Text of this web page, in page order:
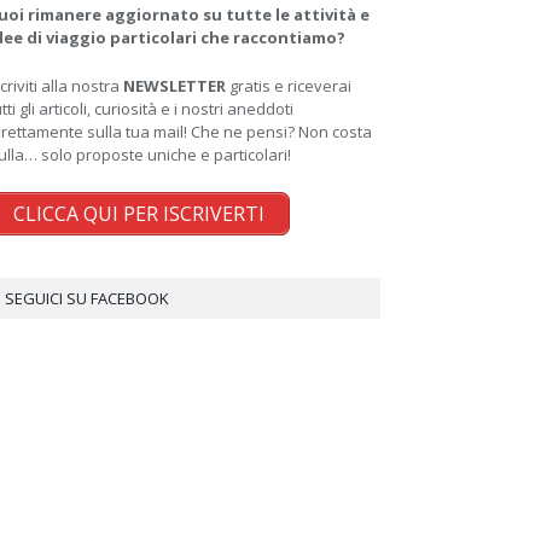
rimanere aggiornato su tutte le attività e
di viaggio particolari che raccontiamo?
alla nostra NEWSLETTER gratis e riceverai
gli articoli, curiosità e i nostri aneddoti
sulla tua mail! Che ne pensi? Non costa
solo proposte uniche e particolari!
CLICCA QUI PER ISCRIVERTI
SEGUICI SU FACEBOOK